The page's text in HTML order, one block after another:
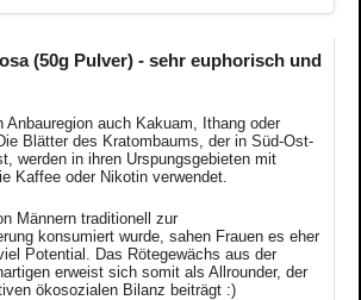
(50g Pulver) - sehr euphorisch und
Anbauregion auch Kakuam, Ithang oder
Blätter des Kratombaums, der in Süd-Ost-
werden in ihren Urspungsgebieten mit
Kaffee oder Nikotin verwendet.
Männern traditionell zur
konsumiert wurde, sahen Frauen es eher
Potential. Das Rötegewächs aus der
erweist sich somit als Allrounder, der
ökosozialen Bilanz beiträgt :)